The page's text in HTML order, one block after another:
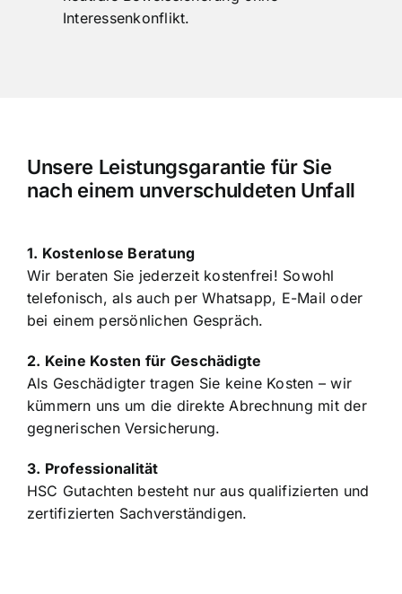
Unabhängiges Unfallgutachten für eine
1. Kostenlose Beratung
Wir beraten Sie jederzeit kostenfrei! Sowohl
bei einem persönlichen Gespräch.
2. Keine Kosten für Geschädigte
Als Geschädigter tragen Sie keine Kosten – wir
gegnerischen Versicherung.
3. Professionalität